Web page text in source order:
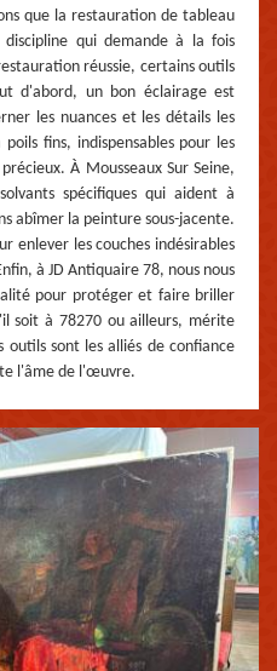
que la restauration de tableau
qui demande à la fois
réussie, certains outils
d'abord, un bon éclairage est
les nuances et les détails les
fins, indispensables pour les
À Mousseaux Sur Seine,
spécifiques qui aident à
abîmer la peinture sous-jacente.
enlever les couches indésirables
à JD Antiquaire 78, nous nous
pour protéger et faire briller
soit à 78270 ou ailleurs, mérite
sont les alliés de confiance
l'âme de l'œuvre.